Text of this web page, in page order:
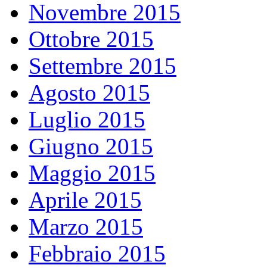
Novembre 2015
Ottobre 2015
Settembre 2015
Agosto 2015
Luglio 2015
Giugno 2015
Maggio 2015
Aprile 2015
Marzo 2015
Febbraio 2015